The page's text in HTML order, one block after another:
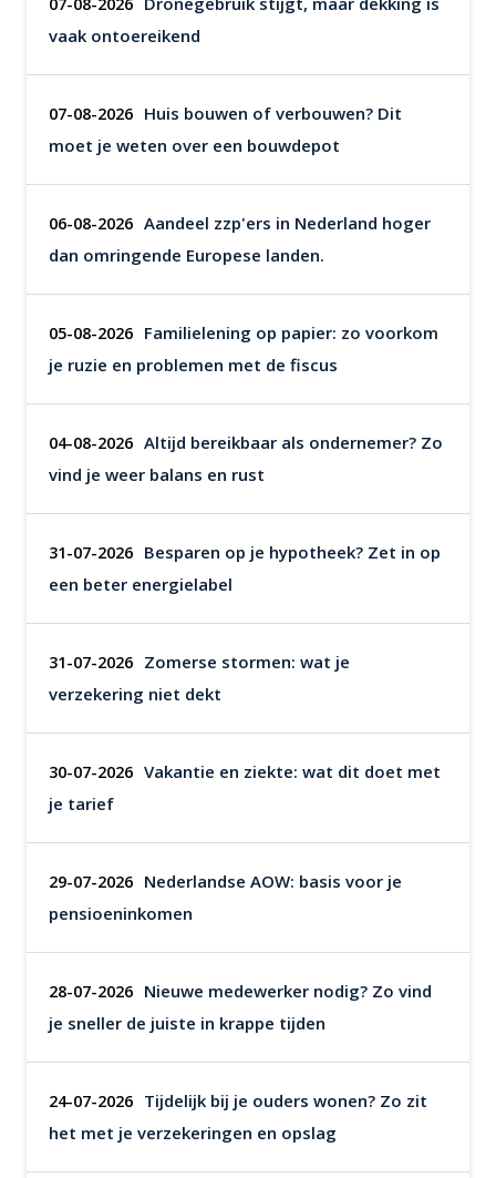
vaak ontoereikend
07-08-2026 Huis bouwen of verbouwen? Dit
moet je weten over een bouwdepot
06-08-2026 Aandeel zzp'ers in Nederland hoger
dan omringende Europese landen.
05-08-2026 Familielening op papier: zo voorkom
je ruzie en problemen met de fiscus
04-08-2026 Altijd bereikbaar als ondernemer? Zo
vind je weer balans en rust
31-07-2026 Besparen op je hypotheek? Zet in op
een beter energielabel
31-07-2026 Zomerse stormen: wat je
verzekering niet dekt
30-07-2026 Vakantie en ziekte: wat dit doet met
je tarief
29-07-2026 Nederlandse AOW: basis voor je
pensioeninkomen
28-07-2026 Nieuwe medewerker nodig? Zo vind
je sneller de juiste in krappe tijden
24-07-2026 Tijdelijk bij je ouders wonen? Zo zit
het met je verzekeringen en opslag